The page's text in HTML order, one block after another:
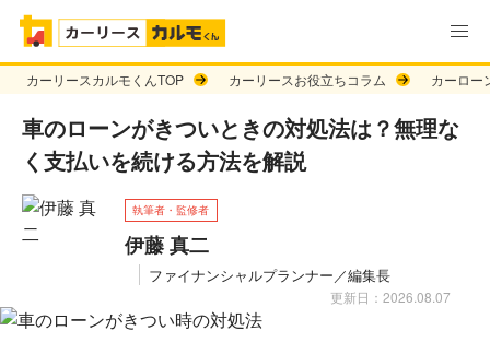
カーリースカルモくんTOP カーリースお役立ちコラム カーロー
車のローンがきついときの対処法は？無理な
く支払いを続ける方法を解説
執筆者・監修者
伊藤 真二
ファイナンシャルプランナー／編集長
更新日：2026.08.07